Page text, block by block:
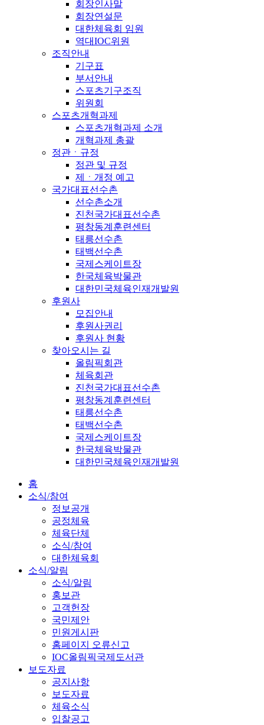
회장인사말
회장연설문
대한체육회 임원
역대IOC위원
조직안내
기구표
부서안내
스포츠기구조직
위원회
스포츠개혁과제
스포츠개혁과제 소개
개혁과제 총괄
정관ㆍ규정
정관 및 규정
제ㆍ개정 예고
국가대표선수촌
선수촌소개
진천국가대표선수촌
평창동계훈련센터
태릉선수촌
태백선수촌
국제스케이트장
한국체육박물관
대한민국체육인재개발원
후원사
모집안내
후원사권리
후원사 현황
찾아오시는 길
올림픽회관
체육회관
진천국가대표선수촌
평창동계훈련센터
태릉선수촌
태백선수촌
국제스케이트장
한국체육박물관
대한민국체육인재개발원
홈
소식/참여
정보공개
공정체육
체육단체
소식/참여
대한체육회
소식/알림
소식/알림
홍보관
고객헌장
국민제안
민원게시판
홈페이지 오류신고
IOC올림픽국제도서관
보도자료
공지사항
보도자료
체육소식
입찰공고